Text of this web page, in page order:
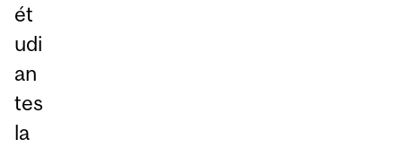
ét
udi
an
tes
la